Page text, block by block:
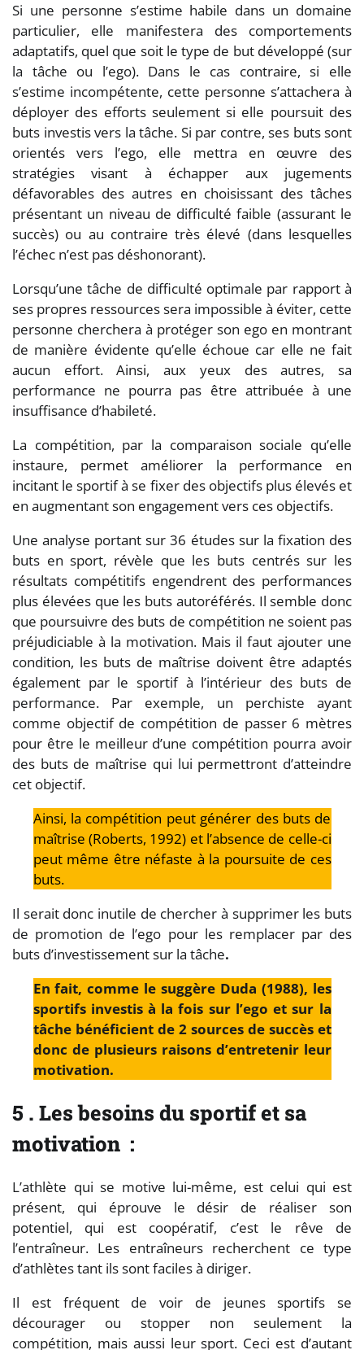
Si une personne s’estime habile dans un domaine
particulier, elle manifestera des comportements
adaptatifs, quel que soit le type de but développé (sur
la tâche ou l’ego). Dans le cas contraire, si elle
s’estime incompétente, cette personne s’attachera à
déployer des efforts seulement si elle poursuit des
buts investis vers la tâche. Si par contre, ses buts sont
orientés vers l’ego, elle mettra en œuvre des
stratégies visant à échapper aux jugements
défavorables des autres en choisissant des tâches
présentant un niveau de difficulté faible (assurant le
succès) ou au contraire très élevé (dans lesquelles
l’échec n’est pas déshonorant).
Lorsqu’une tâche de difficulté optimale par rapport à
ses propres ressources sera impossible à éviter, cette
personne cherchera à protéger son ego en montrant
de manière évidente qu’elle échoue car elle ne fait
aucun effort. Ainsi, aux yeux des autres, sa
performance ne pourra pas être attribuée à une
insuffisance d’habileté.
La compétition, par la comparaison sociale qu’elle
instaure, permet améliorer la performance en
incitant le sportif à se fixer des objectifs plus élevés et
en augmentant son engagement vers ces objectifs.
Une analyse portant sur 36 études sur la fixation des
buts en sport, révèle que les buts centrés sur les
résultats compétitifs engendrent des performances
plus élevées que les buts autoréférés. Il semble donc
que poursuivre des buts de compétition ne soient pas
préjudiciable à la motivation. Mais il faut ajouter une
condition, les buts de maîtrise doivent être adaptés
également par le sportif à l’intérieur des buts de
performance. Par exemple, un perchiste ayant
comme objectif de compétition de passer 6 mètres
pour être le meilleur d’une compétition pourra avoir
des buts de maîtrise qui lui permettront d’atteindre
cet objectif.
Ainsi, la compétition peut générer des buts de
maîtrise (Roberts, 1992) et l’absence de celle-ci
peut même être néfaste à la poursuite de ces
buts.
Il serait donc inutile de chercher à supprimer les buts
de promotion de l’ego pour les remplacer par des
buts d’investissement sur la tâche.
En fait, comme le suggère Duda (1988), les
sportifs investis à la fois sur l’ego et sur la
tâche bénéficient de 2 sources de succès et
donc de plusieurs raisons d’entretenir leur
motivation.
5 . Les besoins du sportif et sa
motivation :
L’athlète qui se motive lui-même, est celui qui est
présent, qui éprouve le désir de réaliser son
potentiel, qui est coopératif, c’est le rêve de
l’entraîneur. Les entraîneurs recherchent ce type
d’athlètes tant ils sont faciles à diriger.
Il est fréquent de voir de jeunes sportifs se
décourager ou stopper non seulement la
compétition, mais aussi leur sport. Ceci est d’autant